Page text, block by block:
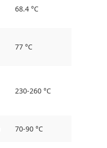
68.4 °C
77 °C
230-260 °C
70-90 °C